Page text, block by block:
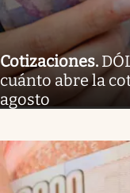
Cotizaciones.
cuánto abre la
agosto